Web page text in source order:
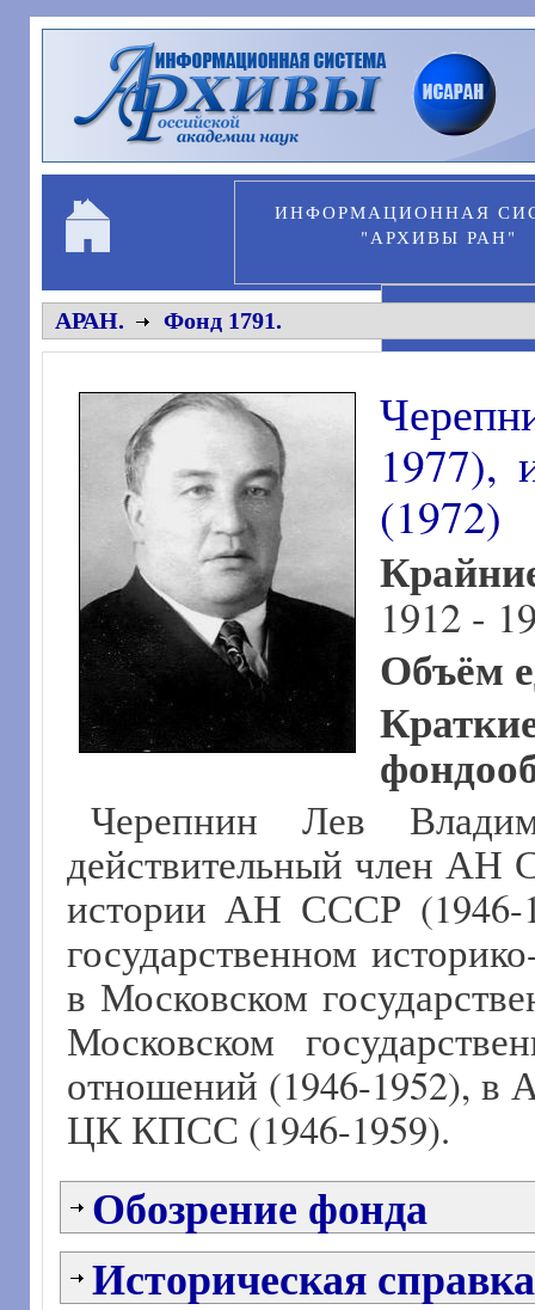
Перейти к основному содержанию
ИНФОРМАЦИОННАЯ
"АРХИВЫ РАН"
АРАН. Фонд 1791.
1977),
(1972)
1912 -
Объём
Черепнин Лев
действительный член АН
истории АН СССР (1946-
государственном
в Московском
Московском
отношений (1946-1952), в
ЦК КПСС (1946-1959).
Обозрение фонда
Историческая справка